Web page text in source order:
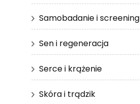
Samobadanie i screening
Sen i regeneracja
Serce i krążenie
Skóra i trądzik